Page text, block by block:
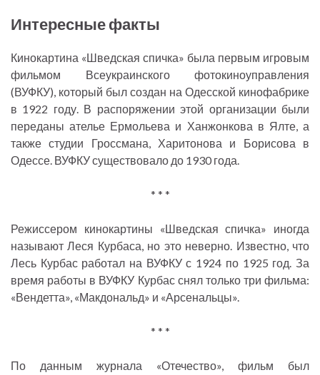
Интересные факты
Кинокартина «Шведская спичка» была первым игровым
фильмом Всеукраинского фотокиноуправления
(ВУФКУ), который был создан на Одесской кинофабрике
в 1922 году. В распоряжении этой организации были
переданы ателье Ермольева и Ханжонкова в Ялте, а
также студии Гроссмана, Харитонова и Борисова в
Одессе. ВУФКУ существовало до 1930 года.
* * *
Режиссером кинокартины «Шведская спичка» иногда
называют Леся Курбаса, но это неверно. Известно, что
Лесь Курбас работал на ВУФКУ с 1924 по 1925 год. За
время работы в ВУФКУ Курбас снял только три фильма:
«Вендетта», «Макдональд» и «Арсенальцы».
* * *
По данным журнала «Отечество», фильм был